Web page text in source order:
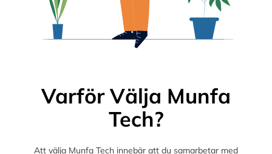
Varför Välja Munfa
Tech?
Att välja Munfa Tech innebär att du samarbetar med